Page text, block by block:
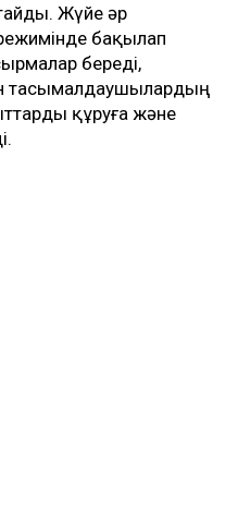
Жүйе әр
бақылап
береді,
тасымалдаушылардың
құруға және